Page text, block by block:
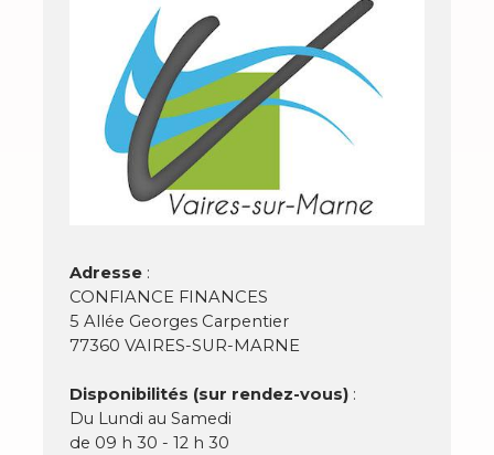
Adresse:
CONFIANCE FINANCES
5 Allée Georges Carpentier
77360 VAIRES-SUR-MARNE
Disponibilités (sur rendez-vous):
Du Lundi au Samedi
de 09 h 30 - 12 h 30